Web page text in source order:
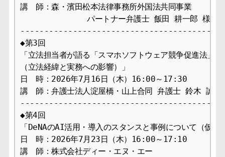
講　師：森・濱田松本法律事務所外国法共同事業
              パートナー弁護士 飯田 耕一郎 様
◆第3回
「立法担当者が語る「スマホソフトウェア競争促進法」の
（立法経緯と実務への影響）」
日　時：2026年7月16日（木）16:00～17:30
講　師：弁護士法人淀屋橋・山上合同 弁護士 鈴木 誠也
◆第4回
「DeNAのAI活用・導入のスタンスと事例について（仮）
日　時：2026年7月23日（木）16:00～17:10
講　師：株式会社ディー・エヌ・エー